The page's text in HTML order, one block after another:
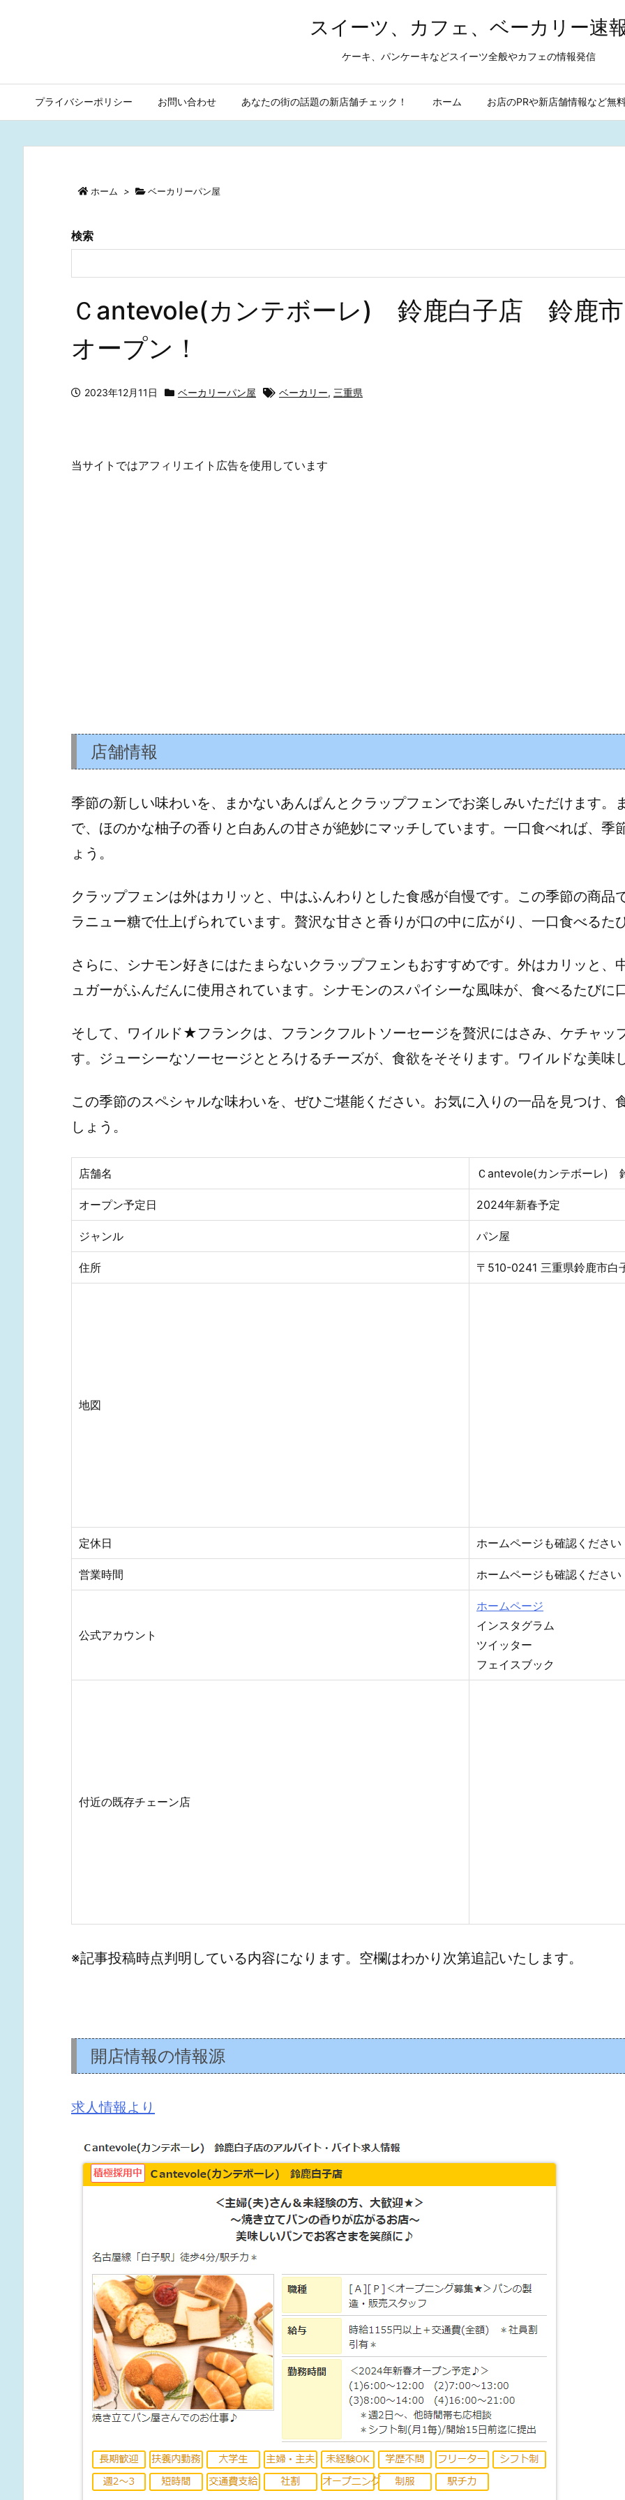
スイーツ、カフェ、ベーカリー速
ケーキ、パンケーキなどスイーツ全般やカフェの情報発信
プライバシーポリシー お問い合わせ あなたの街の話題の新店舗チェック！ ホーム お店のPRや新店舗情報など無
ホーム > ベーカリーパン屋
検索
Ｃantevole(カンテボーレ) 鈴鹿白子店 鈴鹿市
オープン！
2023年12月11日 ベーカリーパン屋 ベーカリー, 三重県
当サイトではアフィリエイト広告を使用しています
店舗情報
季節の新しい味わいを、まかないあんぱんとクラップフェンでお楽しみいただけます。
で、ほのかな柚子の香りと白あんの甘さが絶妙にマッチしています。一口食べれば、季
ょう。
クラップフェンは外はカリッと、中はふんわりとした食感が自慢です。この季節の商品
ラニュー糖で仕上げられています。贅沢な甘さと香りが口の中に広がり、一口食べるた
さらに、シナモン好きにはたまらないクラップフェンもおすすめです。外はカリッと、
ュガーがふんだんに使用されています。シナモンのスパイシーな風味が、食べるたびに
そして、ワイルド★フランクは、フランクフルトソーセージを贅沢にはさみ、ケチャッ
す。ジューシーなソーセージととろけるチーズが、食欲をそそります。ワイルドな美味
この季節のスペシャルな味わいを、ぜひご堪能ください。お気に入りの一品を見つけ、
しょう。
店舗名 Ｃantevole(カンテボーレ)
オープン予定日 2024年新春予定
ジャンル パン屋
住所 〒510-0241 三重県鈴鹿市白
地図
定休日 ホームページも確認ください
営業時間 ホームページも確認ください
公式アカウント
ホームページ
インスタグラム
ツイッター
フェイスブック
付近の既存チェーン店
※記事投稿時点判明している内容になります。空欄はわかり次第追記いたします。
開店情報の情報源
求人情報より